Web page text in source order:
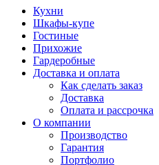
Кухни
Шкафы-купе
Гостиные
Прихожие
Гардеробные
Доставка и оплата
Как сделать заказ
Доставка
Оплата и рассрочка
О компании
Производство
Гарантия
Портфолио